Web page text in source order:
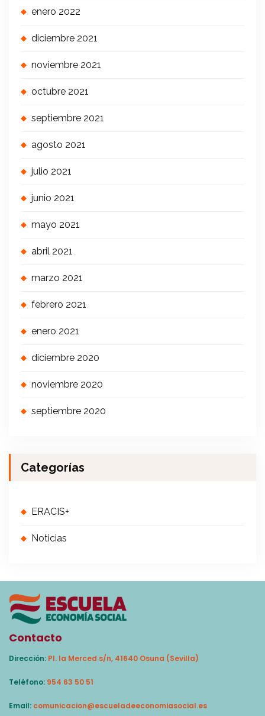
enero 2022
diciembre 2021
noviembre 2021
octubre 2021
septiembre 2021
agosto 2021
julio 2021
junio 2021
mayo 2021
abril 2021
marzo 2021
febrero 2021
enero 2021
diciembre 2020
noviembre 2020
septiembre 2020
Categorías
ERACIS+
Noticias
Contacto
Dirección: Pl. la Merced s/n, 41640 Osuna (Sevilla)
Teléfono: 954 63 50 51
Email: comunicacion@escueladeeconomiasocial.es